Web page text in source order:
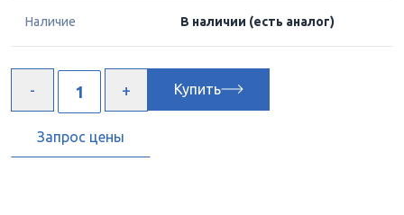
Наличие В наличии (есть аналог)
Купить
Запрос цены